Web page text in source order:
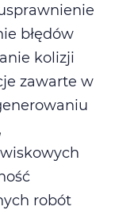
błędów
kolizji
zawarte w
robót